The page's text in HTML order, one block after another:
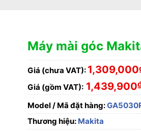
Máy mài góc
Giá (chưa VAT): 1,309,000
Giá (gồm VAT): 1,439,900
Model / Mã đặt hàng:
Thương hiệu: Makita